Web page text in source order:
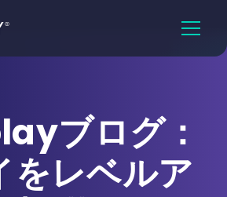
ブログ：
をレベルア